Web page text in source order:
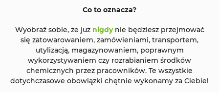
Co to oznacza?
Wyobraź sobie, że już nigdynie będziesz przejmować
się zatowarowaniem, zamówieniami, transportem,
utylizacją, magazynowaniem, poprawnym
wykorzystywaniem czy rozrabianiem środków
chemicznych przez pracowników. Te wszystkie
dotychczasowe obowiązki chętnie wykonamy za Ciebie!